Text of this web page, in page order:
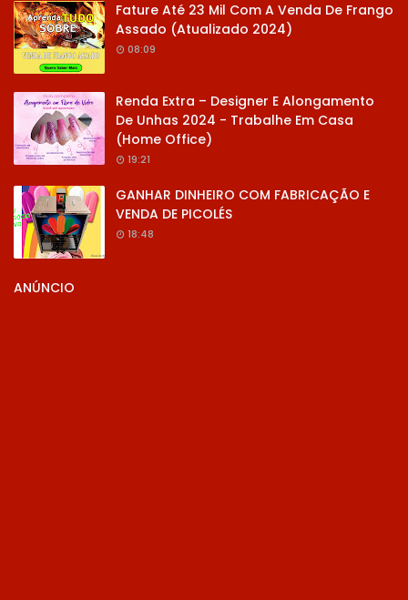
Fature Até 23 Mil Com A Venda De Frango
Assado (Atualizado 2024)
08:09
Renda Extra – Designer E Alongamento
De Unhas 2024 - Trabalhe Em Casa
(Home Office)
19:21
GANHAR DINHEIRO COM FABRICAÇÃO E
VENDA DE PICOLÉS
18:48
ANÚNCIO